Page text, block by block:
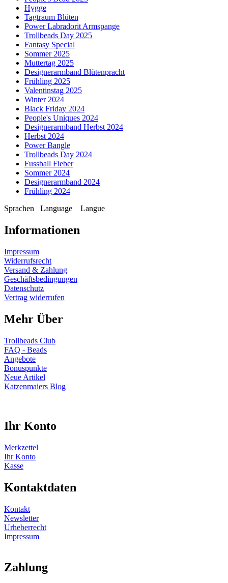
Hygge
Tagtraum Blüten
Power Labradorit Armspange
Trollbeads Day 2025
Fantasy Special
Sommer 2025
Muttertag 2025
Designerarmband Blütenpracht
Frühling 2025
Valentinstag 2025
Winter 2024
Black Friday 2024
People's Uniques 2024
Designerarmband Herbst 2024
Herbst 2024
Power Bangle
Trollbeads Day 2024
Fussball Fieber
Sommer 2024
Designerarmband 2024
Frühling 2024
Sprachen
Language Langue
Informationen
Impressum
Widerrufsrecht
Versand & Zahlung
Geschäftsbedingungen
Datenschutz
Vertrag widerrufen
Mehr Über
Trollbeads Club
FAQ - Beads
Angebote
Bonuspunkte
Neue Artikel
Katzenmaiers Blog
Ihr Konto
Merkzettel
Ihr Konto
Kasse
Kontaktdaten
Kontakt
Newsletter
Urheberrecht
Impressum
Zahlung